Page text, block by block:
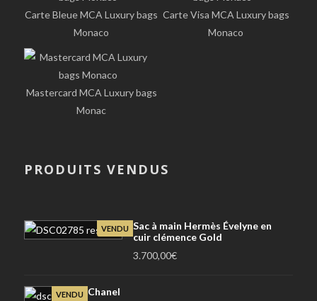
Carte Bleue MCA Luxury bags
Monaco
Carte Visa MCA Luxury bags
Monaco
Mastercard MCA Luxury bags
Monac
PRODUITS VENDUS
VENDU Sac à main Hermès Évelyne en
cuir clémence Gold
3.700,00€
VENDU
Chanel